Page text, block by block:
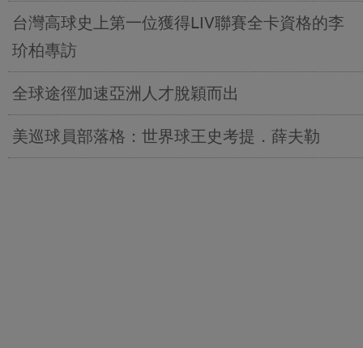
台灣高球史上第一位獲得LIV聯賽全卡資格的李
玠柏專訪
全球途徑加速亞洲人才脫穎而出
美巡球員部落格：世界球王史考提．薛夫勒